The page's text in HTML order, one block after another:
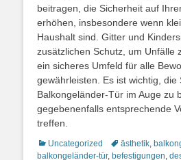
beitragen, die Sicherheit auf
erhöhen, insbesondere wenn
Haushalt sind. Gitter und
zusätzlichen Schutz, um Unfälle
ein sicheres Umfeld für alle
gewährleisten. Es ist wichtig, die
Balkongeländer-Tür im Auge zu
gegebenenfalls entsprechende
treffen.
Kategorien
Uncategorized Schlagworte
ästhetik,
balkongeländer-tür, befestigungen,